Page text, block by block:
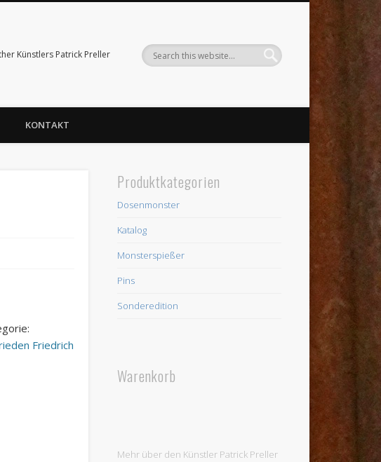
Künstlers Patrick Preller
KONTAKT
Friedrich
Produktkategorien
Dosenmonster
Katalog
Monsterspießer
Pins
Sonderedition
Warenkorb
Mehr über den Künstler Patrick Preller